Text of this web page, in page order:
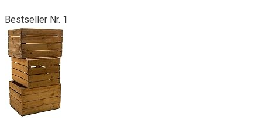
Bestseller Nr. 1